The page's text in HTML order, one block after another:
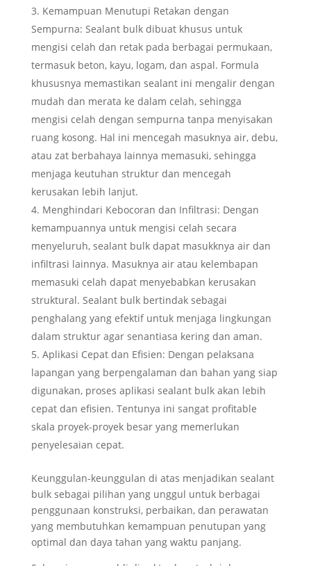
Kemampuan Menutupi Retakan dengan
Sempurna: Sealant bulk dibuat khusus untuk
mengisi celah dan retak pada berbagai permukaan,
termasuk beton, kayu, logam, dan aspal. Formula
khususnya memastikan sealant ini mengalir dengan
mudah dan merata ke dalam celah, sehingga
mengisi celah dengan sempurna tanpa menyisakan
ruang kosong. Hal ini mencegah masuknya air, debu,
atau zat berbahaya lainnya memasuki, sehingga
menjaga keutuhan struktur dan mencegah
kerusakan lebih lanjut.
Menghindari Kebocoran dan Infiltrasi: Dengan
kemampuannya untuk mengisi celah secara
menyeluruh, sealant bulk dapat masukknya air dan
infiltrasi lainnya. Masuknya air atau kelembapan
memasuki celah dapat menyebabkan kerusakan
struktural. Sealant bulk bertindak sebagai
penghalang yang efektif untuk menjaga lingkungan
dalam struktur agar senantiasa kering dan aman.
Aplikasi Cepat dan Efisien: Dengan pelaksana
lapangan yang berpengalaman dan bahan yang siap
digunakan, proses aplikasi sealant bulk akan lebih
cepat dan efisien. Tentunya ini sangat profitable
skala proyek-proyek besar yang memerlukan
penyelesaian cepat.
Keunggulan-keunggulan di atas menjadikan sealant
bulk sebagai pilihan yang unggul untuk berbagai
penggunaan konstruksi, perbaikan, dan perawatan
yang membutuhkan kemampuan penutupan yang
optimal dan daya tahan yang waktu panjang.